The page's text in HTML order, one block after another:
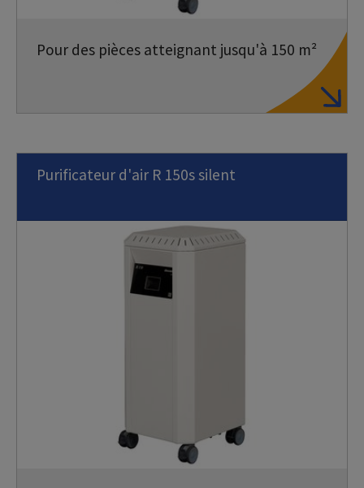
Pour des pièces atteignant jusqu'à 150 m²
Purificateur d'air R 150s silent